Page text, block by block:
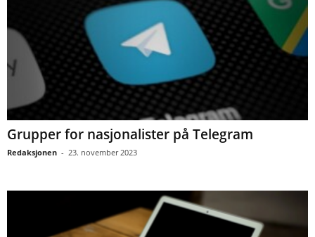
Grupper for nasjonalister på Telegram
Redaksjonen - 23. november 2023